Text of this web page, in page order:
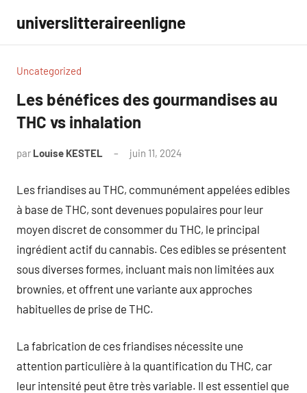
contenu
universlitteraireenligne
Uncategorized
Les bénéfices des gourmandises au
THC vs inhalation
par Louise KESTEL juin 11, 2024
Les friandises au THC, communément appelées edibles
à base de THC, sont devenues populaires pour leur
moyen discret de consommer du THC, le principal
ingrédient actif du cannabis. Ces edibles se présentent
sous diverses formes, incluant mais non limitées aux
brownies, et offrent une variante aux approches
habituelles de prise de THC.
La fabrication de ces friandises nécessite une
attention particulière à la quantification du THC, car
leur intensité peut être très variable. Il est essentiel que